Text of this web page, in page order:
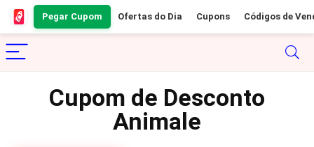
Pegar Cupom Ofertas do Dia Cupons Códigos de
Cupom de Desconto
Animale